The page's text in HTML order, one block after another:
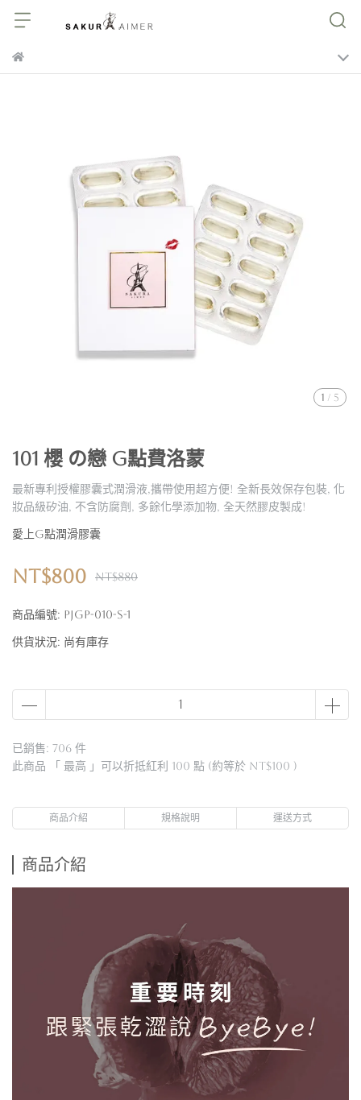
1 / 5
101 櫻 の戀 G點費洛蒙
最新專利授權膠囊式潤滑液,攜帶使用超方便! 全新長效保存包裝, 化
妝品級矽油, 不含防腐劑, 多餘化學添加物, 全天然膠皮製成!
愛上G點潤滑膠囊
NT$800 NT$880
商品編號: PJGP-010-S-1
供貨狀況: 尚有庫存
已銷售: 706 件
此商品 「 最高 」可以折抵紅利 100 點 (約等於 NT$100 )
商品介紹 規格說明 運送方式
商品介紹